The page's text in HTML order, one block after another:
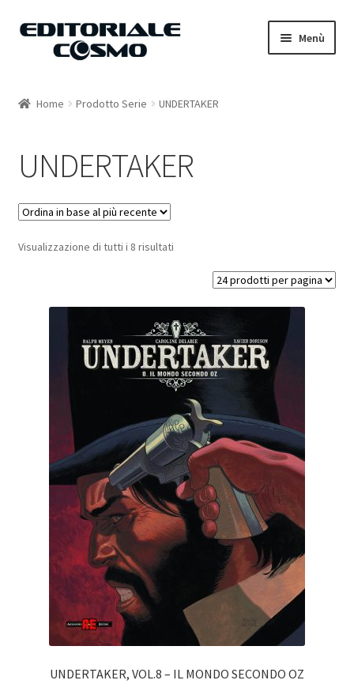
Vai
Vai
Menù
Carrello
Il mio account
Home Prodotto Serie UNDERTAKER
UNDERTAKER
Visualizzazione di tutti i 8 risultati
UNDERTAKER, VOL.8 – IL MONDO SECONDO OZ